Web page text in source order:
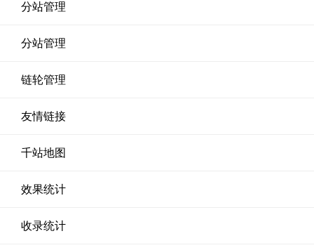
分站管理
分站管理
链轮管理
友情链接
千站地图
效果统计
收录统计